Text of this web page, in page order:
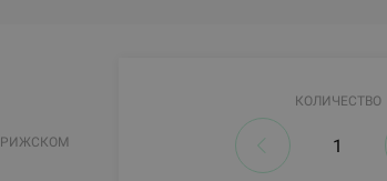
РИЖСКОМ
КОЛИЧЕСТВО